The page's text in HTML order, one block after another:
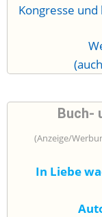
Kongresse
Buch-
(Anzeige/
In Liebe